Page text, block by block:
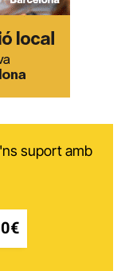
suport amb